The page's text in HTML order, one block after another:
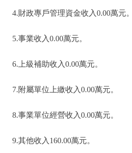
4.財政專戶管理資金收入0.00萬元
5.事業收入0.00萬元。
6.上級補助收入0.00萬元。
7.附屬單位上繳收入0.00萬元。
8.事業單位經營收入0.00萬元。
9.其他收入160.00萬元。